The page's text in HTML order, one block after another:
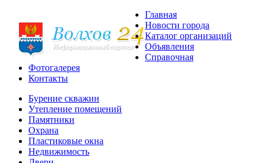
Главная
Новости города
Каталог организаций
Объявления
Справочная
Фотогалерея
Контакты
Бурение скважин
Утепление помещений
Памятники
Охрана
Пластиковые окна
Недвижимость